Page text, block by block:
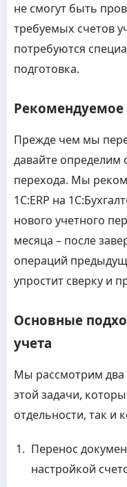
не смогут быть
требуемых счетов
потребуются
подготовка.
Рекомендуемое
Прежде чем мы
давайте определим
перехода. Мы
1С:ERP на
нового учетного
месяца – после
операций
упростит сверку и
Основные
учета
Мы рассмотрим
этой задачи,
отдельности, так и
Перенос
настройкой